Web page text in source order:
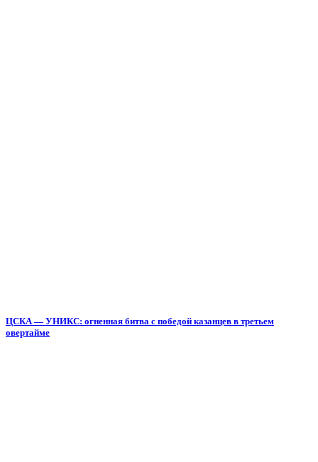
ЦСКА — УНИКС: огненная битва с победой казанцев в третьем
овертайме